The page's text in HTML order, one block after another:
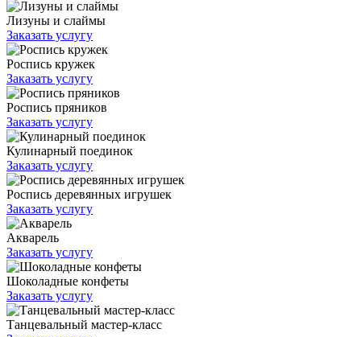
Лизуны и слаймы
Заказать услугу
Роспись кружек
Заказать услугу
Роспись пряников
Заказать услугу
Кулинарный поединок
Заказать услугу
Роспись деревянных игрушек
Заказать услугу
Акварель
Заказать услугу
Шоколадные конфеты
Заказать услугу
Танцевальный мастер-класс